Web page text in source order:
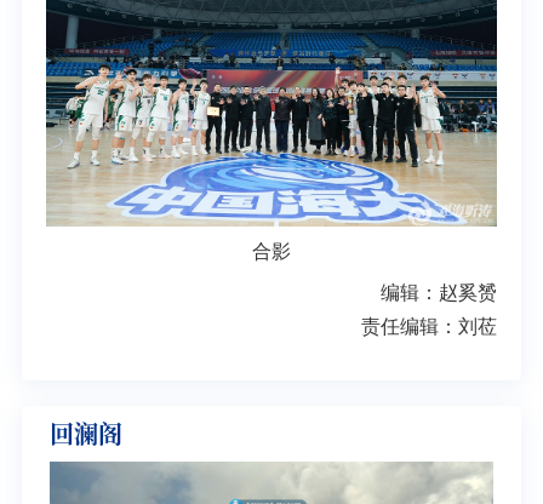
合影
编辑：赵奚赟
责任编辑：刘莅
回澜阁